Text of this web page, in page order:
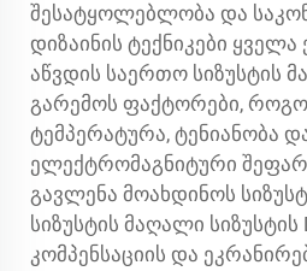
შესატყოლებლობა და
დიზაინის ტექნიკები
აწვდის საერთო სიზუსტის
გარემოს ფაქტორები,
ტემპერატურა, ტენიანობა
ელექტრომაგნიტური
გავლენა მოახდინოს
სიზუსტის მაღალი სიზუსტის
კომპენსაციის და